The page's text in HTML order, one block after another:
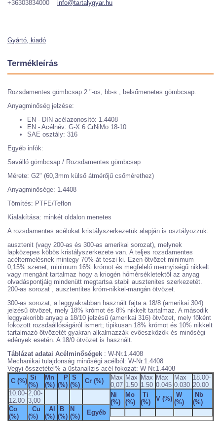
+36303834000 info@tartalygyar.hu
Gyártó, kiadó
Termékleírás
Rozsdamentes gömbcsap 2 "-os, bb-s , belsőmenetes gömbcsap.
Anyagminőség jelzése:
EN - DIN acélazonosító: 1.4408
EN - Acélnév: G-X 6 CrNiMo 18-10
SAE osztály: 316
Egyéb infók:
Saválló gömbcsap / Rozsdamentes gömbcsap
Mérete: G2" (60,3mm külső átmérőjű csőmérethez)
Anyagminősége: 1.4408
Tömítés: PTFE/Teflon
Kialakítása: minkét oldalon menetes
A rozsdamentes acélokat kristályszerkezetük alapján is osztályozzuk:
ausztenit (vagy 200-as és 300-as amerikai sorozat), melynek
lapközepes köbös kristályszerkezete van. A teljes rozsdamentes
acéltermelésnek mintegy 70%-át teszi ki. Ezen ötvözet minimum
0,15% szenet, minimum 16% krómot és megfelelő mennyiségű nikkelt
vagy mengánt tartalmaz hogy a kriogén hőmérsékletektől az anyag
olvadáspontjáig mindenütt megtartsa stabil ausztenites szerkezetét.
200-as sorozat , ausztentites króm-nikkel-mangán ötvözet.
300-as sorozat, a leggyakrabban használt fajta a 18/8 (amerikai 304)
jelzésű ötvözet, mely 18% krómot és 8% nikkelt tartalmaz. A második
leggyakoribb anyag a 18/10 jelzésű (amerikai 316) ötvözet, mely főként
fokozott rozsdaállóságáról ismert; tipikusan 18% krómot és 10% nikkelt
tartalmazó ötvözetét gyakran alkalmazzák evőeszközök és minőségi
edények esetén. A 18/0 ötvözet is használt.
Táblázat adatai Acélminőségek : W-Nr.1.4408
Mechanikai tulajdonság minőségi acélból: W-Nr.1.4408
Vegyi összetétel% a üstanalízis acél fokozat: W-Nr.1.4408
C (%) Si
(%)
Mn
(%)
P
(%)
S
(%)
Cr (%)
Max
0,07
Max
1.50
Max
1.50
Max
0.045
Max
0.030
18.00-
20.00
Ni
(%)
Mo
(%)
Ti
(%)
V (%)
W
(%)
Nb
(%)
10.00-
12.00
2,00-
3,00
Co
(%)
Cu
(%)
Al
(%)
B
(%)
N
(%)
Egyéb